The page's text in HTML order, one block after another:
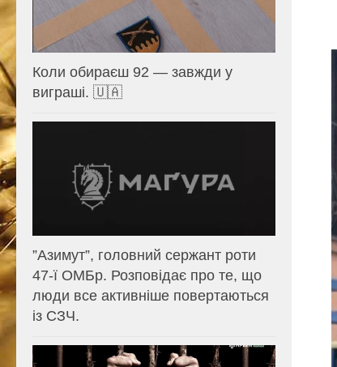
Коли обираєш 92 — завжди у
виграші. 🇺🇦
⁨”Азимут”, головний сержант роти
47-ї ОМБр. Розповідає про те, що
люди все активніше повертаються
із СЗЧ.